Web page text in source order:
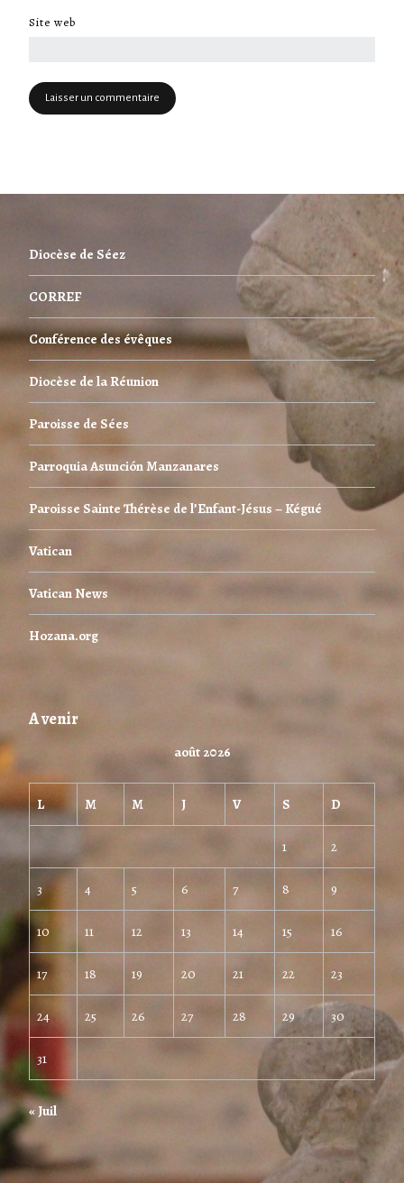
Site web
Diocèse de Séez
CORREF
Conférence des évêques
Diocèse de la Réunion
Paroisse de Sées
Parroquia Asunción Manzanares
Paroisse Sainte Thérèse de l’Enfant-Jésus – Kégué
Vatican
Vatican News
Hozana.org
A venir
août 2026
L M M J V S D
1 2
3 4 5 6 7 8 9
10 11 12 13 14 15 16
17 18 19 20 21 22 23
24 25 26 27 28 29 30
31
« Juil